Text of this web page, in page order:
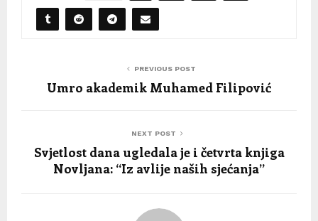
PREVIOUS POST
Umro akademik Muhamed Filipović
NEXT POST
Svjetlost dana ugledala je i četvrta knjiga
Novljana: “Iz avlije naših sjećanja”